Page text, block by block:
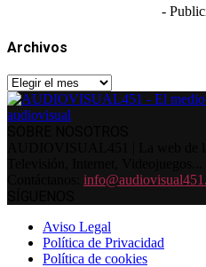
-
Archivos
Archivos
Aviso Legal
Política de Privacidad
Política de cookies